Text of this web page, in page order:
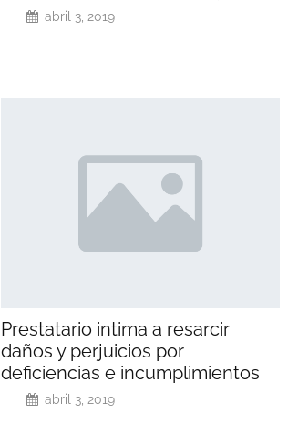
abril 3, 2019
Prestatario intima a resarcir
daños y perjuicios por
deficiencias e incumplimientos
abril 3, 2019